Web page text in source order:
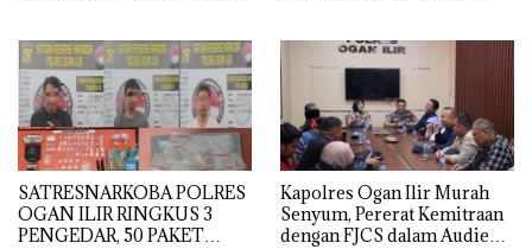
Provinsi
SATRESNARKOBA POLRES
OGAN ILIR RINGKUS 3
PENGEDAR, 50 PAKET
Kapolres Ogan Ilir Murah
Senyum, Pererat Kemitraan
dengan FJCS dalam Audiensi